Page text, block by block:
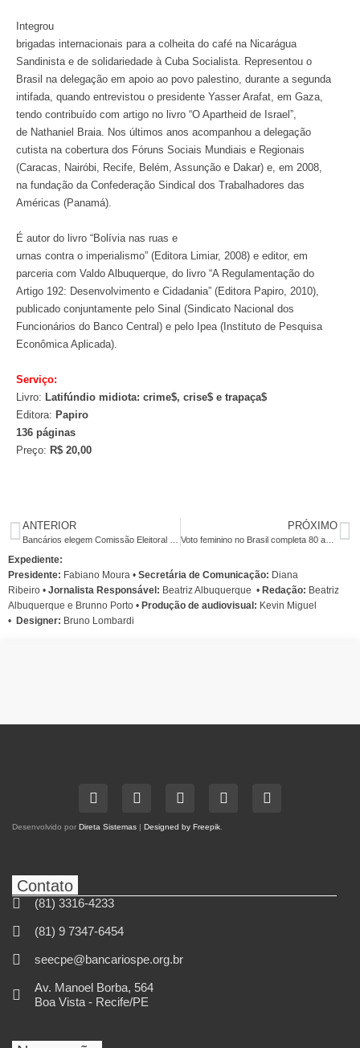
Integrou
brigadas internacionais para a colheita do café na Nicarágua
Sandinista e de solidariedade à Cuba Socialista. Representou o
Brasil na delegação em apoio ao povo palestino, durante a segunda
intifada, quando entrevistou o presidente Yasser Arafat, em Gaza,
tendo contribuído com artigo no livro “O Apartheid de Israel”,
de Nathaniel Braia. Nos últimos anos acompanhou a delegação
cutista na cobertura dos Fóruns Sociais Mundiais e Regionais
(Caracas, Nairóbi, Recife, Belém, Assunção e Dakar) e, em 2008,
na fundação da Confederação Sindical dos Trabalhadores das
Américas (Panamá).
É autor do livro “Bolívia nas ruas e
urnas contra o imperialismo” (Editora Limiar, 2008) e editor, em
parceria com Valdo Albuquerque, do livro “A Regulamentação do
Artigo 192: Desenvolvimento e Cidadania” (Editora Papiro, 2010),
publicado conjuntamente pelo Sinal (Sindicato Nacional dos
Funcionários do Banco Central) e pelo Ipea (Instituto de Pesquisa
Econômica Aplicada).
Serviço:
Livro: Latifúndio midiota: crime$, crise$ e trapaça$
Editora: Papiro
136 páginas
Preço: R$ 20,00
ANTERIOR PRÓXIMO
Voto feminino no Brasil completa 80 anos
Expediente:
Presidente: Fabiano Moura • Secretária de Comunicação: Diana
Ribeiro • Jornalista Responsável: Beatriz Albuquerque • Redação: Beatriz
Albuquerque e Brunno Porto • Produção de audiovisual: Kevin Miguel
• Designer: Bruno Lombardi
Desenvolvido por Direta Sistemas | Designed by Freepik
Contato
(81) 3316-4233
(81) 9 7347-6454
seecpe@bancariospe.org.br
Av. Manoel Borba, 564
Boa Vista - Recife/PE